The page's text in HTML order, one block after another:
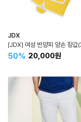
JDX
50% 20,000원